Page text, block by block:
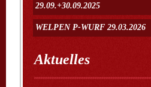
29.09.+30.09.2025
WELPEN P-WURF 29.03.2026
Aktuelles